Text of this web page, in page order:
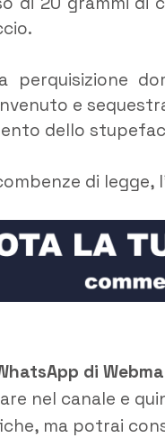
perquisizione
e
dello
di
di
nel canale e
ma potrai